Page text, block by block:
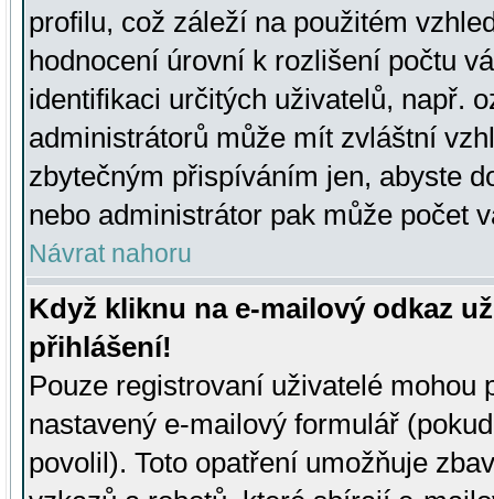
profilu, což záleží na použitém
hodnocení úrovní k rozlišení počtu
identifikaci určitých uživatelů, např.
administrátorů může mít zvláštní
zbytečným přispíváním jen, abyste
nebo administrátor pak může počet
Návrat nahoru
Když kliknu na e-mailový odkaz
přihlášení!
Pouze registrovaní uživatelé mohou
nastavený e-mailový formulář
povolil). Toto opatření umožňuje